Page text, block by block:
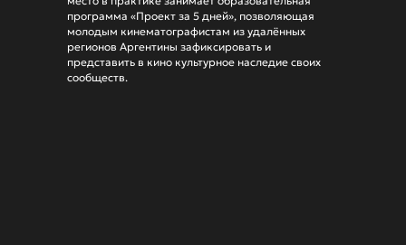
программа «Проект за 5 дней», позволяющая
молодым кинематографистам из удалённых
регионов Аргентины зафиксировать и
представить в кино культурное наследие своих
сообществ.